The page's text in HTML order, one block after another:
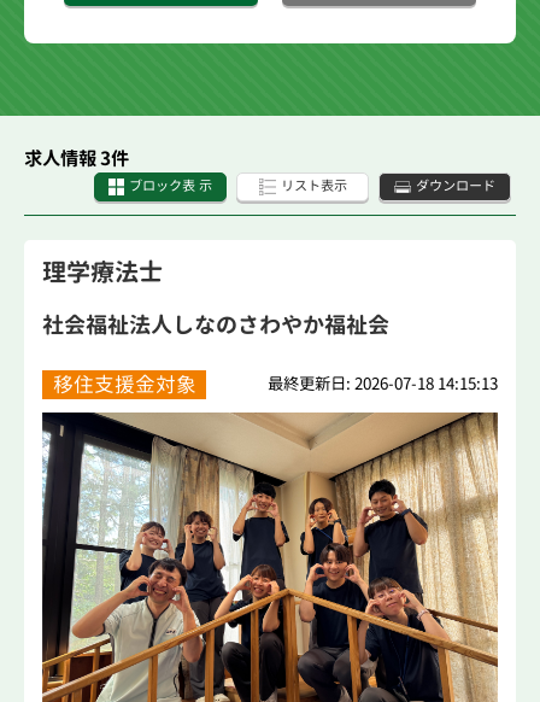
求人情報 3件
ブロック表 示 リスト表示 ダウンロード
理学療法士
社会福祉法人しなのさわやか福祉会
移住支援金対象 最終更新日: 2026-07-18 14:15:13